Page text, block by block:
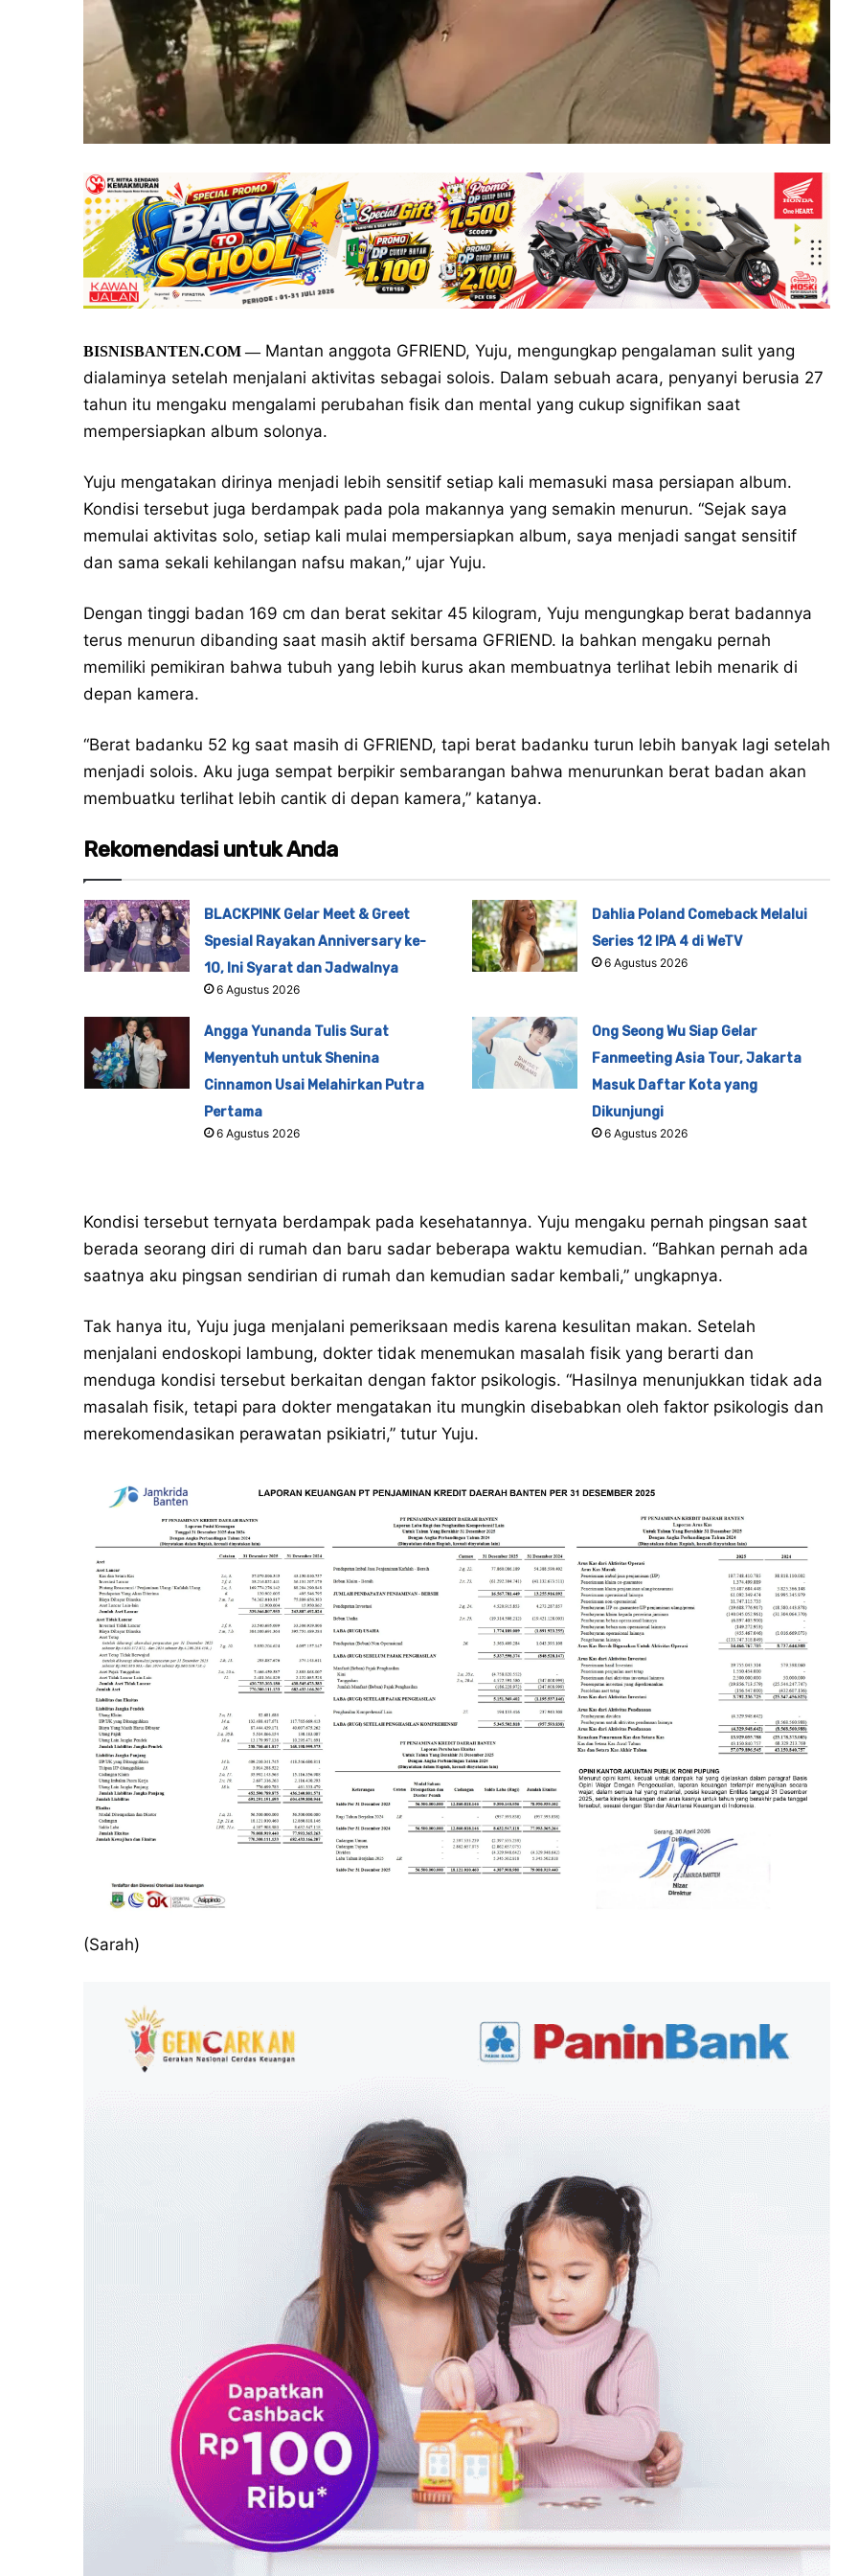
BISNISBANTEN.COM—Mantan anggota GFRIEND, Yuju, mengungkap pengalaman sulit yang
dialaminya setelah menjalani aktivitas sebagai solois. Dalam sebuah acara, penyanyi berusia 27
tahun itu mengaku mengalami perubahan fisik dan mental yang cukup signifikan saat
mempersiapkan album solonya.
Yuju mengatakan dirinya menjadi lebih sensitif setiap kali memasuki masa persiapan album.
Kondisi tersebut juga berdampak pada pola makannya yang semakin menurun. “Sejak saya
memulai aktivitas solo, setiap kali mulai mempersiapkan album, saya menjadi sangat sensitif
dan sama sekali kehilangan nafsu makan,” ujar Yuju.
Dengan tinggi badan 169 cm dan berat sekitar 45 kilogram, Yuju mengungkap berat badannya
terus menurun dibanding saat masih aktif bersama GFRIEND. Ia bahkan mengaku pernah
memiliki pemikiran bahwa tubuh yang lebih kurus akan membuatnya terlihat lebih menarik di
depan kamera.
“Berat badanku 52 kg saat masih di GFRIEND, tapi berat badanku turun lebih banyak lagi setelah
menjadi solois. Aku juga sempat berpikir sembarangan bahwa menurunkan berat badan akan
membuatku terlihat lebih cantik di depan kamera,” katanya.
Rekomendasi untuk Anda
BLACKPINK Gelar Meet & Greet
Spesial Rayakan Anniversary ke-
10, Ini Syarat dan Jadwalnya
6 Agustus 2026
Dahlia Poland Comeback Melalui
Series 12 IPA 4 di WeTV
6 Agustus 2026
Angga Yunanda Tulis Surat
Menyentuh untuk Shenina
Cinnamon Usai Melahirkan Putra
Pertama
6 Agustus 2026
Ong Seong Wu Siap Gelar
Fanmeeting Asia Tour, Jakarta
Masuk Daftar Kota yang
Dikunjungi
6 Agustus 2026
Kondisi tersebut ternyata berdampak pada kesehatannya. Yuju mengaku pernah pingsan saat
berada seorang diri di rumah dan baru sadar beberapa waktu kemudian. “Bahkan pernah ada
saatnya aku pingsan sendirian di rumah dan kemudian sadar kembali,” ungkapnya.
Tak hanya itu, Yuju juga menjalani pemeriksaan medis karena kesulitan makan. Setelah
menjalani endoskopi lambung, dokter tidak menemukan masalah fisik yang berarti dan
menduga kondisi tersebut berkaitan dengan faktor psikologis. “Hasilnya menunjukkan tidak ada
masalah fisik, tetapi para dokter mengatakan itu mungkin disebabkan oleh faktor psikologis dan
merekomendasikan perawatan psikiatri,” tutur Yuju.
(Sarah)